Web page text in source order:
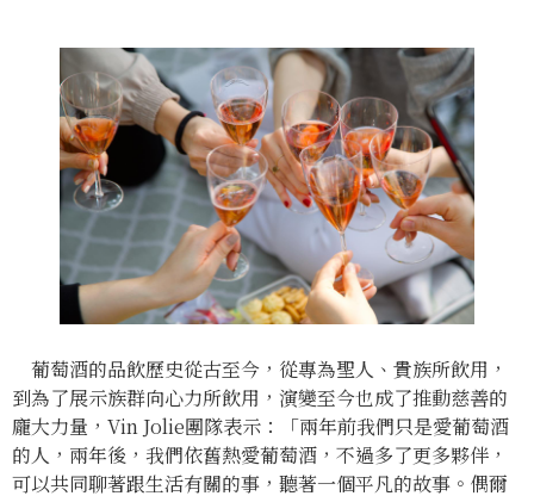
葡萄酒的品飲歷史從古至今，從專為聖人、貴族所飲用，
到為了展示族群向心力所飲用，演變至今也成了推動慈善的
龐大力量，Vin Jolie團隊表示：「兩年前我們只是愛葡萄酒
的人，兩年後，我們依舊熱愛葡萄酒，不過多了更多夥伴，
可以共同聊著跟生活有關的事，聽著一個平凡的故事。偶爾